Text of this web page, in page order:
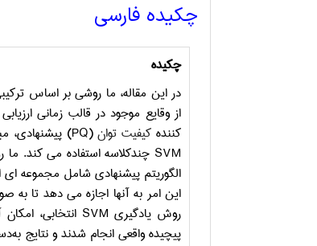
چکیده فارسی
چکیده
در این مقاله، ما روشی بر اساس
از وقایع موجود در قالب زمانی
کننده کیفیت توان (PQ) پیشنهادی،
SVM چندکلاسه استفاده می کند.
الگوریتم پیشنهادی شامل مجموعه
این امر به آنها اجازه می دهد تا به
روش یادگیری SVM انتخابی،
پیچیده واقعی انجام شدند و نتایج